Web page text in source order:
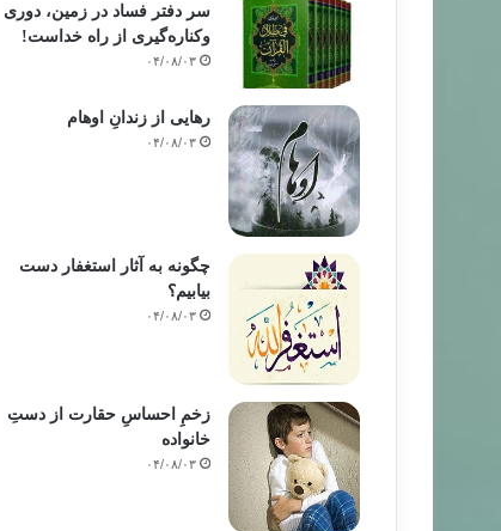
سر دفتر فساد در زمین‌، دوری
وکناره‌گیری از راه خداست‌!
۰۴/۰۸/۰۳
رهایی از زندانِ اوهام
۰۴/۰۸/۰۳
چگونه به آثار استغفار دست
بیابیم؟
۰۴/۰۸/۰۳
زخمِ احساسِ حقارت از دستِ
خانواده
۰۴/۰۸/۰۳